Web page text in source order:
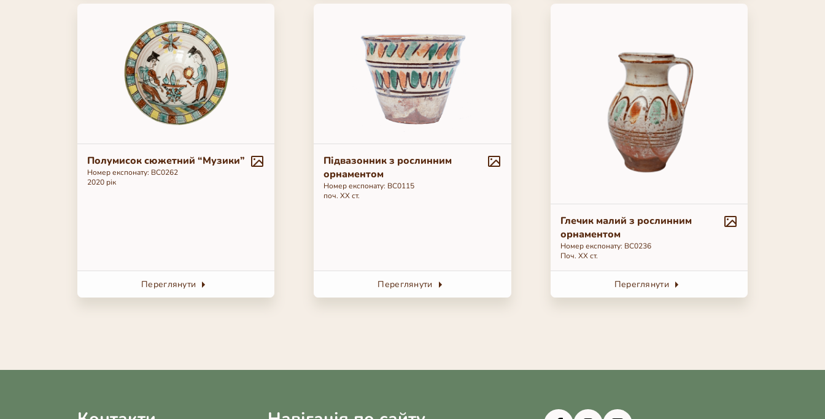
Полумисок сюжетний “Музики”
Номер експонату: ВС0262
2020 рік
Переглянути
Підвазонник з рослинним
орнаментом
Номер експонату: ВС0115
поч. ХХ ст.
Переглянути
Глечик малий з рослинним
орнаментом
Номер експонату: ВС0236
Поч. ХХ ст.
Переглянути